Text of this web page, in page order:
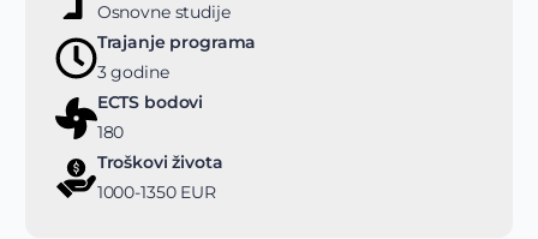
Osnovne studije
Trajanje programa
3 godine
ECTS bodovi
180
Troškovi života
1000-1350 EUR